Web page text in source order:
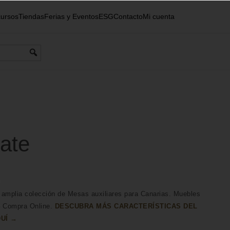
TiendasFerias y EventosESGContactoMi cuenta
colección de Mesas auxiliares para Canarias. Muebles
Online.
DESCUBRA MÁS CARACTERÍSTICAS DEL
→